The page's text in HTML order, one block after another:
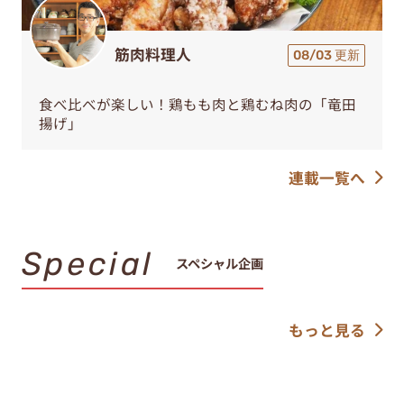
筋肉料理人 08/03 更新
食べ比べが楽しい！鶏もも肉と鶏むね肉の「竜田
揚げ」
連載一覧へ
Special スペシャル企画
もっと見る